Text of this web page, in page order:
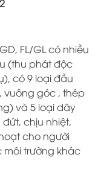
FL/GL có nhiều
(thu phát độc
có 9 loại đầu
vuông góc , thép
và 5 loại dây
chịu nhiệt,
cho người
trường khác